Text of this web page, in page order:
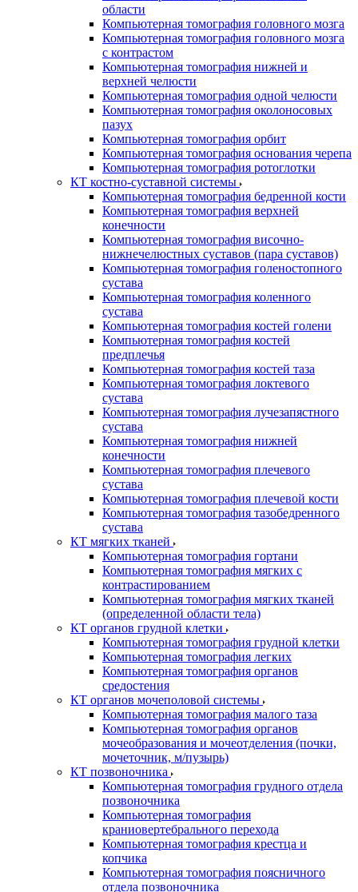
области
Компьютерная томография головного мозга
Компьютерная томография головного мозга
с контрастом
Компьютерная томография нижней и
верхней челюсти
Компьютерная томография одной челюсти
Компьютерная томография околоносовых
пазух
Компьютерная томография орбит
Компьютерная томография основания черепа
Компьютерная томография ротоглотки
КТ костно-суставной системы
Компьютерная томография бедренной кости
Компьютерная томография верхней
конечности
Компьютерная томография височно-
нижнечелюстных суставов (пара суставов)
Компьютерная томография голеностопного
сустава
Компьютерная томография коленного
сустава
Компьютерная томография костей голени
Компьютерная томография костей
предплечья
Компьютерная томография костей таза
Компьютерная томография локтевого
сустава
Компьютерная томография лучезапястного
сустава
Компьютерная томография нижней
конечности
Компьютерная томография плечевого
сустава
Компьютерная томография плечевой кости
Компьютерная томография тазобедренного
сустава
КТ мягких тканей
Компьютерная томография гортани
Компьютерная томография мягких с
контрастированием
Компьютерная томография мягких тканей
(определенной области тела)
КТ органов грудной клетки
Компьютерная томография грудной клетки
Компьютерная томография легких
Компьютерная томография органов
средостения
КТ органов мочеполовой системы
Компьютерная томография малого таза
Компьютерная томография органов
мочеобразования и мочеотделения (почки,
мочеточник, м/пузырь)
КТ позвоночника
Компьютерная томография грудного отдела
позвоночника
Компьютерная томография
краниовертебрального перехода
Компьютерная томография крестца и
копчика
Компьютерная томография поясничного
отдела позвоночника